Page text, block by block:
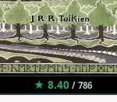
★ 8.40/ 786